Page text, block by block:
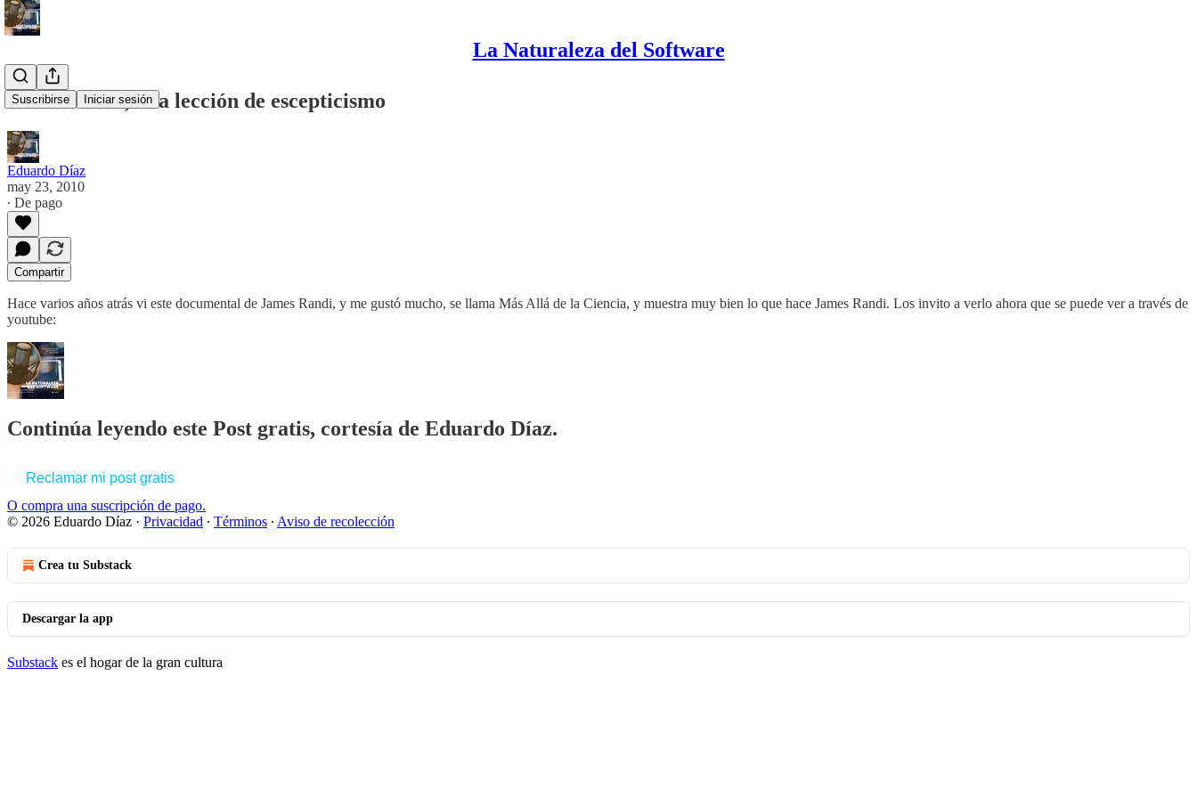
La Naturaleza del Software
Suscribirse Iniciar sesión
James Randi, una lección de escepticismo
Eduardo Díaz
may 23, 2010
∙ De pago
Compartir
Hace varios años atrás vi este documental de James Randi, y me gustó mucho, se llama Más Allá de la Ciencia, y muestra muy bien lo que hace James Randi. Los invito a verlo ahora que se puede ver a través de
youtube:
Continúa leyendo este Post gratis, cortesía de Eduardo Díaz.
Reclamar mi post gratis
O compra una suscripción de pago.
© 2026 Eduardo Díaz · Privacidad ∙ Términos ∙ Aviso de recolección
Crea tu Substack
Descargar la app
Substack es el hogar de la gran cultura